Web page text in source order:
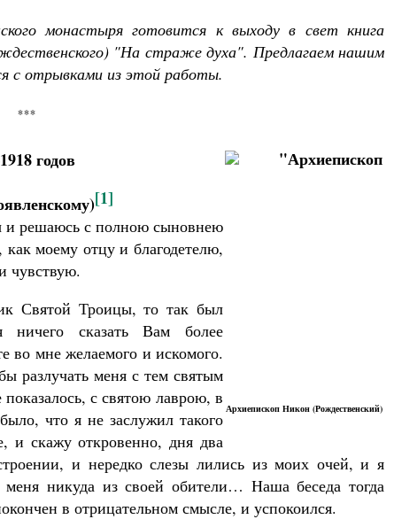
монастыря готовится к выходу в свет книга
"На страже духа". Предлагаем нашим
с отрывками из этой работы.
***
Архиепископ Никон (Рождественский)
годов
[1]
решаюсь с полною сыновнею
моему отцу и благодетелю,
чувствую.
Святой Троицы, то так был
ничего сказать Вам более
во мне желаемого и искомого.
разлучать меня с тем святым
с святою лаврою, в
что я не заслужил такого
и скажу откровенно, дня два
и нередко слезы лились из моих очей, и я
никуда из своей обители… Наша беседа тогда
в отрицательном смысле, и успокоился.
своё место в жизни
Великомученик Георгий Победоносец. Научись у
Роман Котов